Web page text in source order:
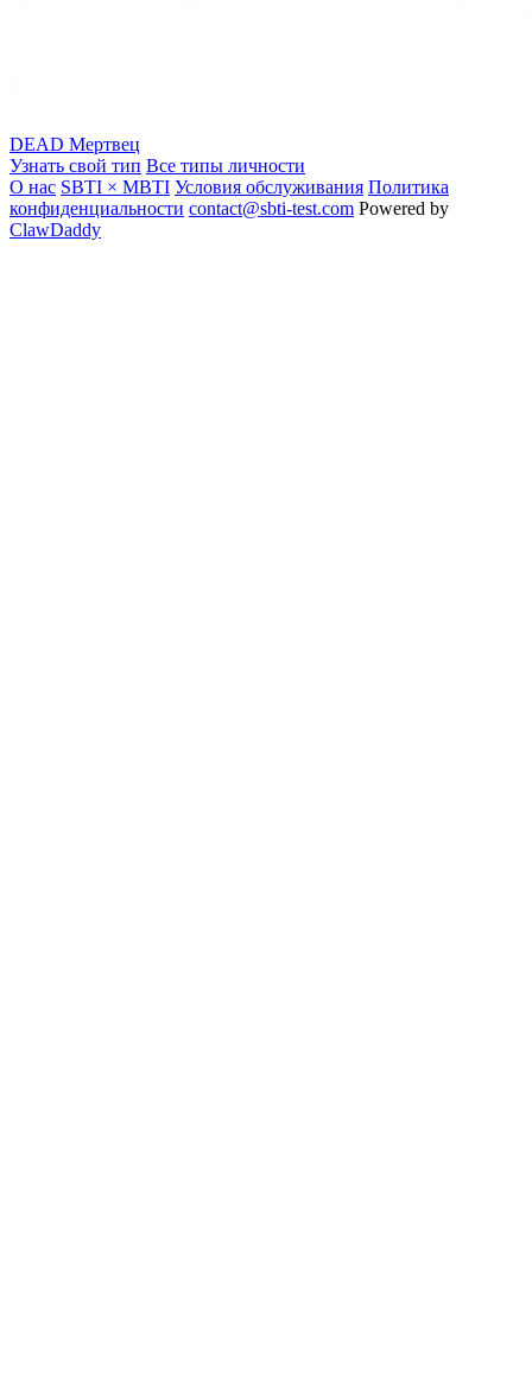
DEAD Мертвец
Узнать свой тип Все типы личности
О нас SBTI × MBTI Условия обслуживания Политика
конфиденциальности contact@sbti-test.com Powered by
ClawDaddy